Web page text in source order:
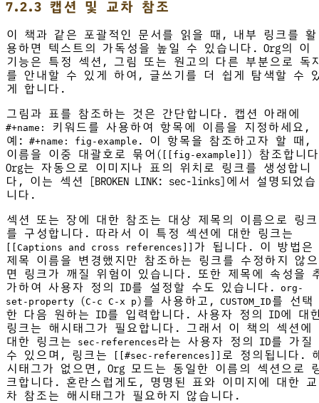
7.2.3 캡션 및 교차 참조
이 책과 같은 포괄적인 문서를 읽을 때, 내부 링크를 활
용하면 텍스트의 가독성을 높일 수 있습니다. Org의 이
기능은 특정 섹션, 그림 또는 원고의 다른 부분으로 독
를 안내할 수 있게 하여, 글쓰기를 더 쉽게 탐색할 수
게 합니다.
그림과 표를 참조하는 것은 간단합니다. 캡션 아래에
#+name:
키워드를 사용하여 항목에 이름을 지정하세요,
예:
#+name: fig-example . 이 항목을 참조하고자 할 때,
이름을 이중 대괄호로 묶어( [[fig-example]] ) 참조합니
Org는 자동으로 이미지나 표의 위치로 링크를 생성합니
다, 이는 섹션 [BROKEN LINK: sec-links]에서 설명되었습
니다.
섹션 또는 장에 대한 참조는 대상 제목의 이름으로 링크
를 구성합니다. 따라서 이 특정 섹션에 대한 링크는
[[Captions and cross references]]
가 됩니다. 이 방법은
제목 이름을 변경했지만 참조하는 링크를 수정하지 않으
면 링크가 깨질 위험이 있습니다. 또한 제목에 속성을
가하여 사용자 정의 ID를 설정할 수도 있습니다.
org-
set-property
(C-c C-x p)를 사용하고, CUSTOM_ID 를 선택
한 다음 원하는 ID를 입력합니다. 사용자 정의 ID에 대
링크는 해시태그가 필요합니다. 그래서 이 책의 섹션에
대한 링크는
sec-references 라는 사용자 정의 ID를 가질
수 있으며, 링크는
[[#sec-references]]
로 정의됩니다.
시태그가 없으면, Org 모드는 동일한 이름의 섹션으로
크합니다. 혼란스럽게도, 명명된 표와 이미지에 대한 교
차 참조는 해시태그가 필요하지 않습니다.